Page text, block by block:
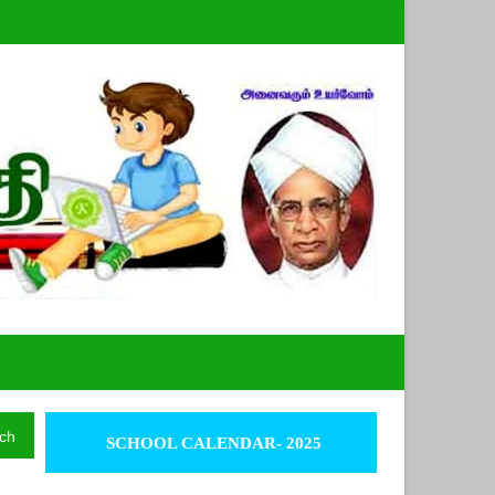
SCHOOL CALENDAR- 2025